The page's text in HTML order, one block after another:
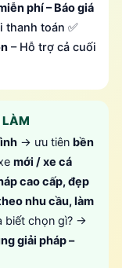
phí – Báo giá
thanh toán ✅
– Hỗ trợ cả cuối
LÀM
→ ưu tiên bền
mới / xe cá
cao cấp, đẹp
nhu cầu, làm
biết chọn gì? →
giải pháp –